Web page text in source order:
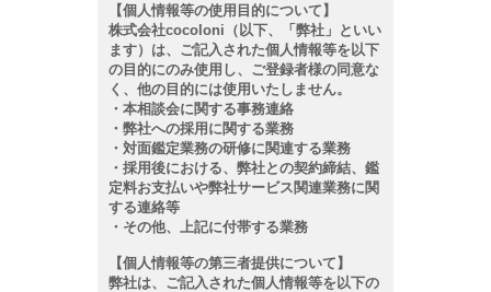
【個人情報等の使用目的について】
株式会社cocoloni（以下、「弊社」といい
ます）は、ご記入された個人情報等を以下
の目的にのみ使用し、ご登録者様の同意な
く、他の目的には使用いたしません。
・本相談会に関する事務連絡
・弊社への採用に関する業務
・対面鑑定業務の研修に関連する業務
・採用後における、弊社との契約締結、鑑
定料お支払いや弊社サービス関連業務に関
する連絡等
・その他、上記に付帯する業務
【個人情報等の第三者提供について】
弊社は、ご記入された個人情報等を以下の